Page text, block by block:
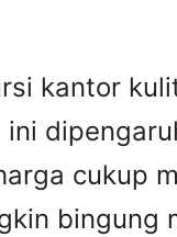
kantor
cukup
bingung